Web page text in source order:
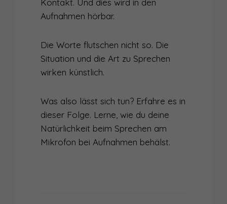
Kontakt. Und dies wird in den
Aufnahmen hörbar.
Die Worte flutschen nicht so. Die
Situation und die Art zu Sprechen
wirken künstlich.
Was also lässt sich tun? Erfahre es in
dieser Folge. Lerne, wie du deine
Natürlichkeit beim Sprechen am
Mikrofon bei Aufnahmen behälst.